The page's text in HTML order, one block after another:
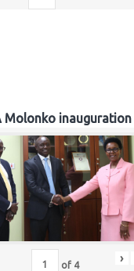
Molonko inauguration
of 4 ›